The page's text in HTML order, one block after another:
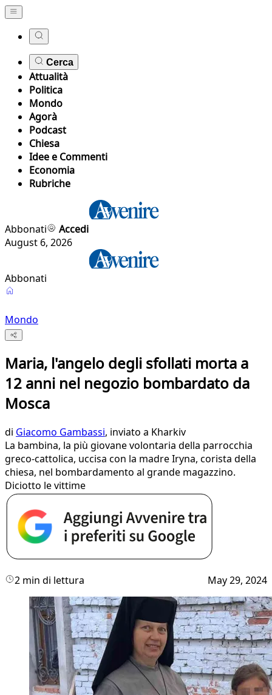
Cerca
Attualità
Politica
Mondo
Agorà
Podcast
Chiesa
Idee e Commenti
Economia
Rubriche
Abbonati
Accedi
August 6, 2026
Abbonati
Mondo
Maria, l'angelo degli sfollati morta a
12 anni nel negozio bombardato da
Mosca
di Giacomo Gambassi, inviato a Kharkiv
La bambina, la più giovane volontaria della parrocchia
greco-cattolica, uccisa con la madre Iryna, corista della
chiesa, nel bombardamento al grande magazzino.
Diciotto le vittime
2 min di lettura May 29, 2024